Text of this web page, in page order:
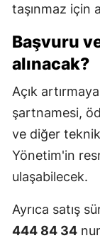
taşınmaz için
Başvuru
alınacak?
Açık
şartnamesi,
ve diğer
Yönetim'in
ulaşabilecek.
Ayrıca satış
444 84 34